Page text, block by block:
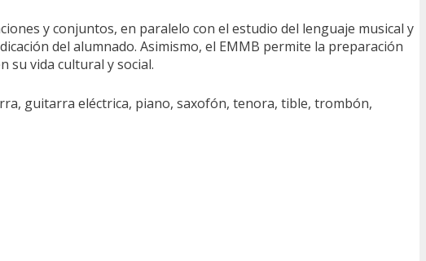
y conjuntos, en paralelo con el estudio del lenguaje musical y
del alumnado. Asimismo, el EMMB permite la preparación
su vida cultural y social.
guitarra eléctrica, piano, saxofón, tenora, tible, trombón,